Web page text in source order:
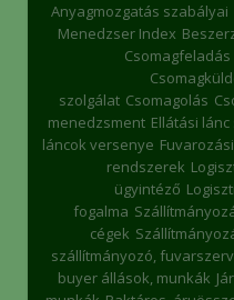
Anyagmozgatás szabályai
Menedzser Index
Csomagfeladás
szolgálat Csomagolás
menedzsment Ellátási
láncok versenye
rendszerek
ügyintéző
fogalma
cégek
szállítmányozó,
buyer állások, munkák